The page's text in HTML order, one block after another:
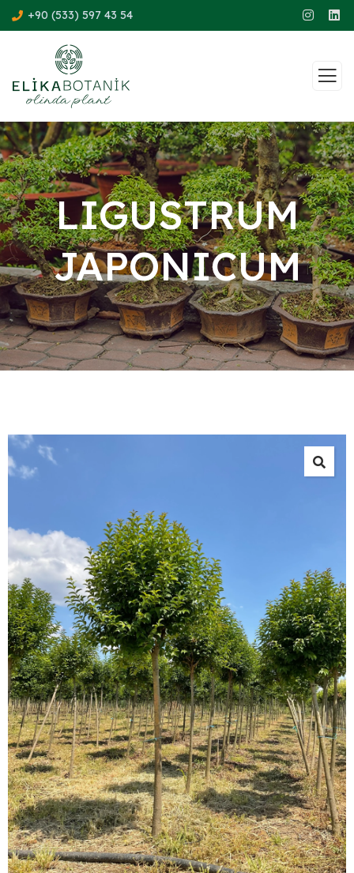
+90 (533) 597 43 54
LIGUSTRUM
JAPONICUM